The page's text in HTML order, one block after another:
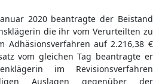
2020 beantragte der Beistand
die ihr vom Verurteilten zu
Adhäsionsverfahren auf 2.216,38 €
vom gleichen Tag beantragte er
im Revisionsverfahren
Auslagen gegenüber der